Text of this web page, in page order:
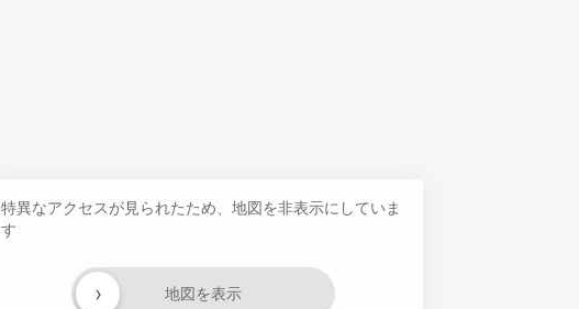
特異なアクセスが見られたため、地図を非表示にしていま
す
地図を表示
›